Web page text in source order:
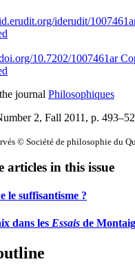
iderudit/
10.7202/1007461ar
journal Philosophiques
2, Fall 2011 , p.
© Société de philosophie du
articles in this issue
le suffisantisme ?
dans les Essais de